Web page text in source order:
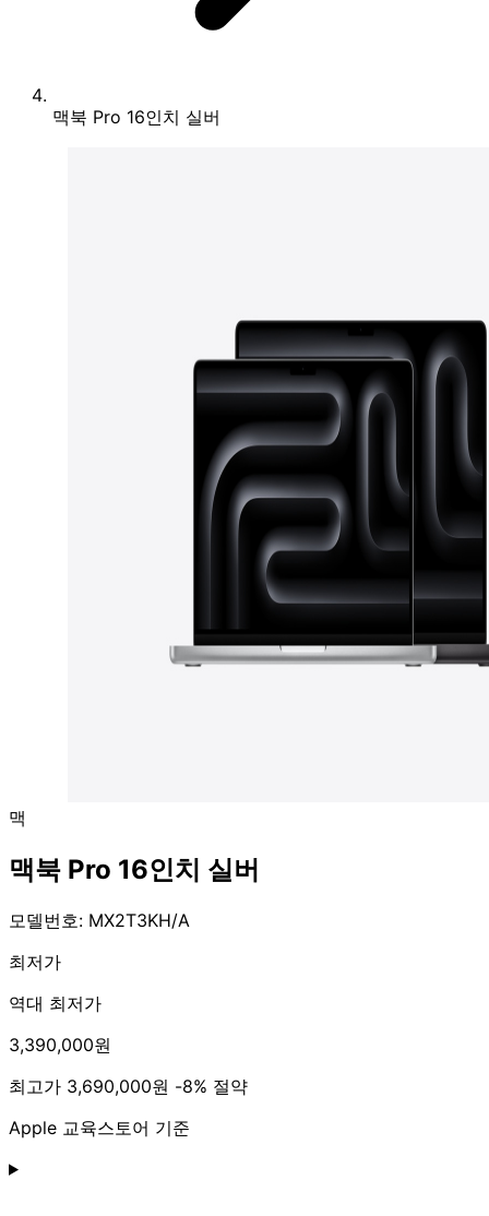
맥북 Pro 16인치 실버
맥
맥북 Pro 16인치 실버
모델번호: MX2T3KH/A
최저가
역대 최저가
3,390,000원
최고가 3,690,000원 -8% 절약
Apple 교육스토어 기준